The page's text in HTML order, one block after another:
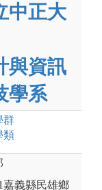
中正大
與資訊
學系
群
類
嘉義縣民雄鄉